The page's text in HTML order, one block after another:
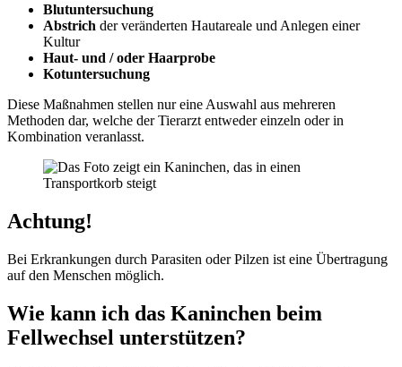
Blutuntersuchung
Abstrich der veränderten Hautareale und Anlegen einer
Kultur
Haut- und / oder Haarprobe
Kotuntersuchung
Diese Maßnahmen stellen nur eine Auswahl aus mehreren
Methoden dar, welche der Tierarzt entweder einzeln oder in
Kombination veranlasst.
Achtung!
Bei Erkrankungen durch Parasiten oder Pilzen ist eine Übertragung
auf den Menschen möglich.
Wie kann ich das Kaninchen beim
Fellwechsel unterstützen?